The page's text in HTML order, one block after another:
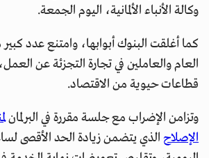
وكالة الأنباء الألمانية، اليوم الجمعة.
كما أغلقت البنوك أبوابها، وامتنع عدد
العام والعاملين في تجارة التجزئة عن
قطاعات حيوية من الاقتصاد.
وتزامن الإضراب مع جلسة مقررة في البرلمان
الإصلاح الذي يتضمن زيادة الحد الأقصى